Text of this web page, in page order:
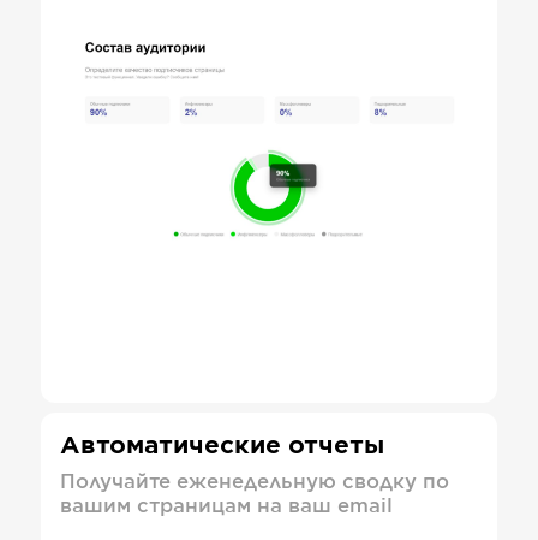
Автоматические отчеты
Получайте еженедельную сводку по
вашим страницам на ваш email